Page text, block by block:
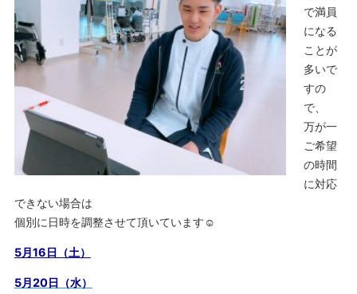
で満員
になる
ことが
多いで
すの
で、
万が一
ご希望
の時間
に対応
できない場合は
個別に日時を調整させて頂いています☺
5月16日（土）
5月20日（水）